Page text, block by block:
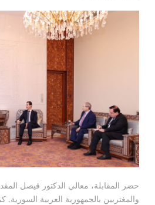
حضر المقابلة، معالي الدكتور فيصل
والمغتربين بالجمهورية العربية